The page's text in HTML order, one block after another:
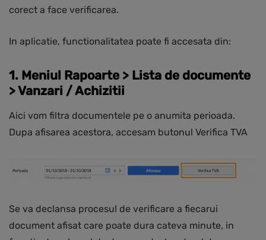
corect a face verificarea.
In aplicatie, functionalitatea poate fi accesata din:
1. Meniul Rapoarte > Lista de documente
> Vanzari / Achizitii
Aici vom filtra documentele pe o anumita perioada.
Dupa afisarea acestora, accesam butonul Verifica TVA
Se va declansa procesul de verificare a fiecarui
document afisat care poate dura cateva minute, in